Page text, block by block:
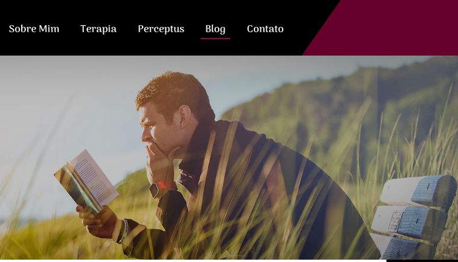
Sobre Mim Terapia Perceptus Blog Contato